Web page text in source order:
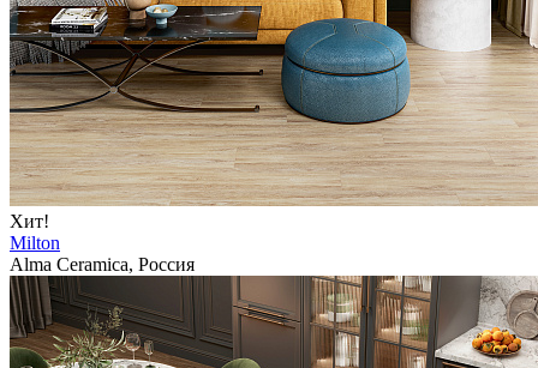
Хит!
Milton
Alma Ceramica, Россия